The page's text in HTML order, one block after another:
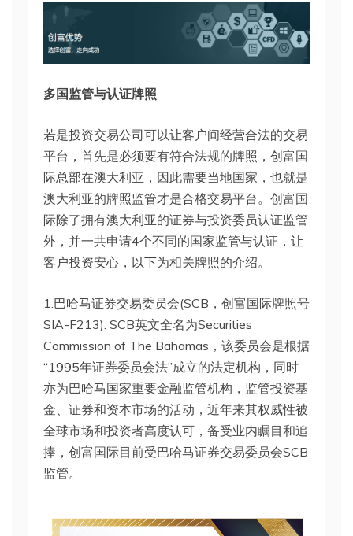
多国监管与认证牌照
若是投资交易公司可以让客户间经营合法的交易
平台，首先是必须要有符合法规的牌照，创富国
际总部在澳大利亚，因此需要当地国家，也就是
澳大利亚的牌照监管才是合格交易平台。创富国
际除了拥有澳大利亚的证券与投资委员认证监管
外，并一共申请4个不同的国家监管与认证，让
客户投资安心，以下为相关牌照的介绍。
1.巴哈马证券交易委员会(SCB，创富国际牌照号
SIA-F213): SCB英文全名为Securities
Commission of The Bahamas，该委员会是根据
“1995年证券委员会法”成立的法定机构，同时
亦为巴哈马国家重要金融监管机构，监管投资基
金、证券和资本市场的活动，近年来其权威性被
全球市场和投资者高度认可，备受业内瞩目和追
捧，创富国际目前受巴哈马证券交易委员会SCB
监管。